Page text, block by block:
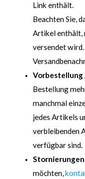
Link enthält.
Beachten Sie,
Artikel enthält,
versendet wird.
Bestellung
manchmal
jedes Artikels
verbleibenden
verfügbar sind.
möchten,